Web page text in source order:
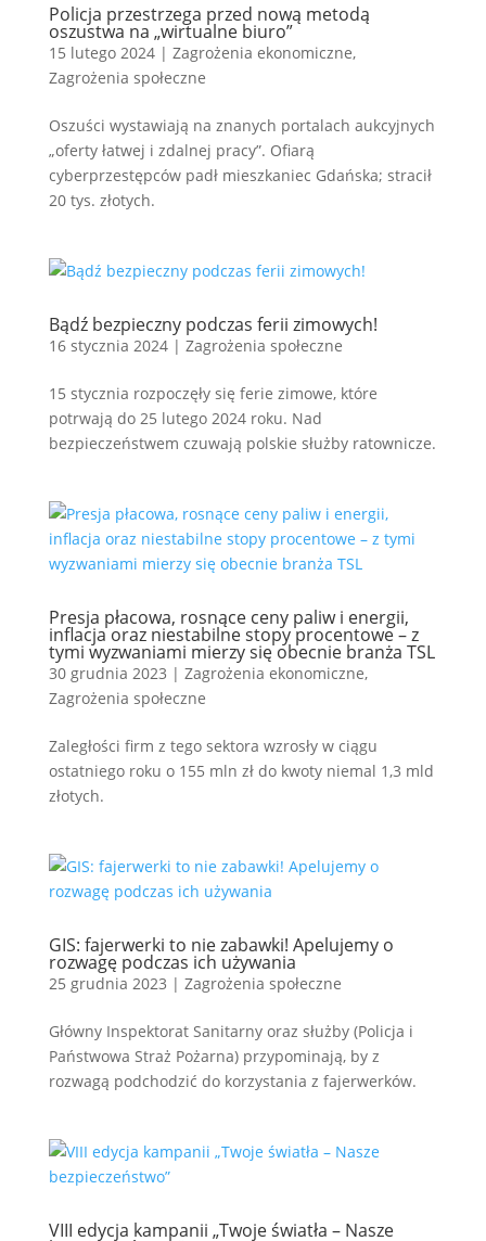
Policja przestrzega przed nową metodą
oszustwa na „wirtualne biuro”
15 lutego 2024| Zagrożenia ekonomiczne,
Zagrożenia społeczne
Oszuści wystawiają na znanych portalach aukcyjnych
„oferty łatwej i zdalnej pracy”. Ofiarą
cyberprzestępców padł mieszkaniec Gdańska; stracił
20 tys. złotych.
Bądź bezpieczny podczas ferii zimowych!
16 stycznia 2024| Zagrożenia społeczne
15 stycznia rozpoczęły się ferie zimowe, które
potrwają do 25 lutego 2024 roku. Nad
bezpieczeństwem czuwają polskie służby ratownicze.
Presja płacowa, rosnące ceny paliw i energii,
inflacja oraz niestabilne stopy procentowe – z
tymi wyzwaniami mierzy się obecnie branża TSL
30 grudnia 2023 | Zagrożenia ekonomiczne,
Zagrożenia społeczne
Zaległości firm z tego sektora wzrosły w ciągu
ostatniego roku o 155 mln zł do kwoty niemal 1,3 mld
złotych.
GIS: fajerwerki to nie zabawki! Apelujemy o
rozwagę podczas ich używania
25 grudnia 2023 | Zagrożenia społeczne
Główny Inspektorat Sanitarny oraz służby (Policja i
Państwowa Straż Pożarna) przypominają, by z
rozwagą podchodzić do korzystania z fajerwerków.
VIII edycja kampanii „Twoje światła – Nasze